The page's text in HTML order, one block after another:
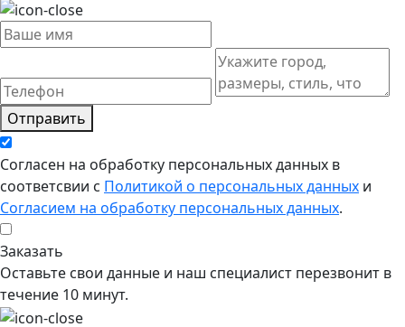
Отправить
Согласен на обработку персональных данных в
соответсвии с Политикой о персональных данных и
Согласием на обработку персональных данных.
Заказать
Оставьте свои данные и наш специалист перезвонит в
течение 10 минут.